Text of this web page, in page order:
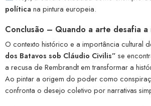
política na pintura europeia.
Conclusão – Quando a arte desafia a
O contexto histórico e a importância cultural
dos Batavos sob Cláudio Civilis” se
a recusa de Rembrandt em transformar a
Ao pintar a origem do poder como
confronta o desejo coletivo por narrativas